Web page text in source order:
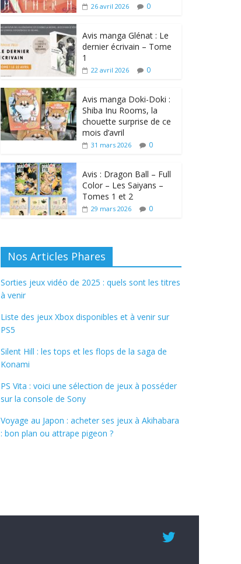
26 avril 2026 0
Avis manga Glénat : Le
dernier écrivain – Tome
1
22 avril 2026 0
Avis manga Doki-Doki :
Shiba Inu Rooms, la
chouette surprise de ce
mois d’avril
31 mars 2026 0
Avis : Dragon Ball – Full
Color – Les Saiyans –
Tomes 1 et 2
29 mars 2026 0
Nos Articles Phares
Sorties jeux vidéo de 2025 : quels sont les titres
à venir
Liste des jeux Xbox disponibles et à venir sur
PS5
Silent Hill : les tops et les flops de la saga de
Konami
PS Vita : voici une sélection de jeux à posséder
sur la console de Sony
Voyage au Japon : acheter ses jeux à Akihabara
: bon plan ou attrape pigeon ?